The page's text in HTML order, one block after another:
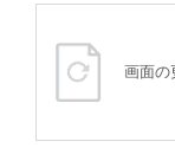
画面の